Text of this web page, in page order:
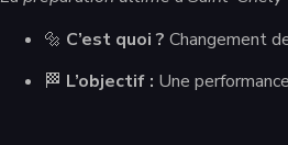
🔩 C’est quoi ? Changement
🏁 L’objectif : Une